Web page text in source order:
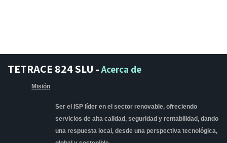
TETRACE 824 SLU -Acerca de
Misión
Ser el ISP líder en el sector renovable, ofreciendo
servicios de alta calidad, seguridad y rentabilidad, dando
una respuesta local, desde una perspectiva tecnológica,